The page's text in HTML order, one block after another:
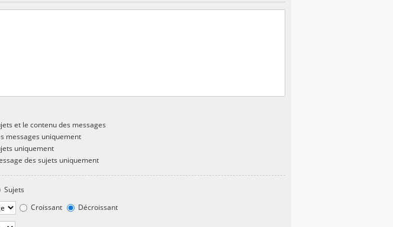
et le contenu des messages
messages uniquement
uniquement
des sujets uniquement
Sujets
Croissant
Décroissant